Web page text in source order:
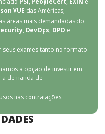
PSI, PeopleCert, EXIN e
VUE das Américas;
áreas mais demandadas do
, DevOps, DPO e
exames tanto no formato
a opção de investir em
a demanda de
nas contratações.